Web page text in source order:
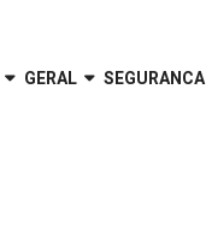
GERAL SEGURANCA